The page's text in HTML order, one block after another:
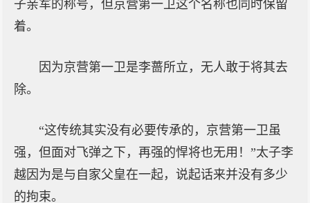
子亲军的称号，但京营第一卫这个名称也同时保留
着。
因为京营第一卫是李蔷所立，无人敢于将其去
除。
“这传统其实没有必要传承的，京营第一卫虽
强，但面对飞弹之下，再强的悍将也无用！”太子李
越因为是与自家父皇在一起，说起话来并没有多少
的拘束。